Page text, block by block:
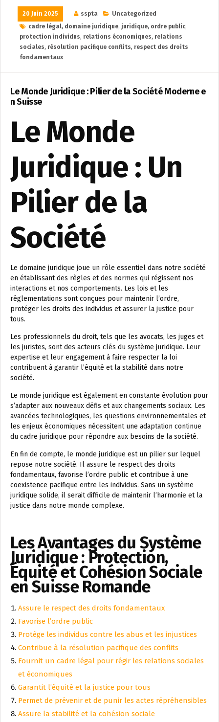
20 Juin 2025 sspta
Uncategorized
cadre légal, domaine juridique, juridique, ordre public,
protection individus, relations économiques, relations
sociales, résolution pacifique conflits, respect des droits
fondamentaux
Le Monde Juridique : Pilier de la Société Moderne e
n Suisse
Le Monde
Juridique : Un
Pilier de la
Société
Le domaine juridique joue un rôle essentiel dans notre société
en établissant des règles et des normes qui régissent nos
interactions et nos comportements. Les lois et les
réglementations sont conçues pour maintenir l’ordre,
protéger les droits des individus et assurer la justice pour
tous.
Les professionnels du droit, tels que les avocats, les juges et
les juristes, sont des acteurs clés du système juridique. Leur
expertise et leur engagement à faire respecter la loi
contribuent à garantir l’équité et la stabilité dans notre
société.
Le monde juridique est également en constante évolution pour
s’adapter aux nouveaux défis et aux changements sociaux. Les
avancées technologiques, les questions environnementales et
les enjeux économiques nécessitent une adaptation continue
du cadre juridique pour répondre aux besoins de la société.
En fin de compte, le monde juridique est un pilier sur lequel
repose notre société. Il assure le respect des droits
fondamentaux, favorise l’ordre public et contribue à une
coexistence pacifique entre les individus. Sans un système
juridique solide, il serait difficile de maintenir l’harmonie et la
justice dans notre monde complexe.
Les Avantages du Système
Juridique : Protection,
Équité et Cohésion Sociale
en Suisse Romande
Assure le respect des droits fondamentaux
Favorise l’ordre public
Protège les individus contre les abus et les injustices
Contribue à la résolution pacifique des conflits
Fournit un cadre légal pour régir les relations sociales
et économiques
Garantit l’équité et la justice pour tous
Permet de prévenir et de punir les actes répréhensibles
Assure la stabilité et la cohésion sociale